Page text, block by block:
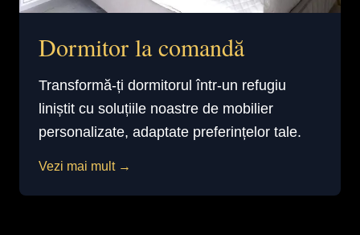
Dormitor la comandă
Transformă-ți dormitorul într-un refugiu
liniștit cu soluțiile noastre de mobilier
personalizate, adaptate preferințelor tale.
Vezi mai mult →